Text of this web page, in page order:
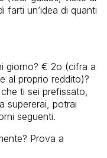
un’idea di quanti
giorno? € 2o (cifra a
al proprio reddito)?
ti sei prefissato,
supererai, potrai
seguenti.
Prova a